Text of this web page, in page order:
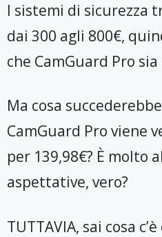
I sistemi di sicurezza
dai 300 agli 800€,
che CamGuard Pro
Ma cosa
CamGuard Pro viene
per 139,98€? È molto
aspettative, vero?
TUTTAVIA, sai cosa